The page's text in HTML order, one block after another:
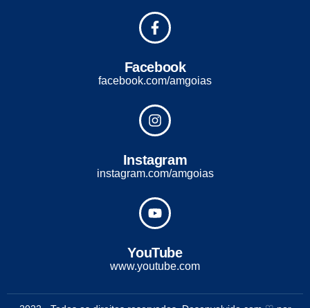
Facebook
facebook.com/amgoias
Instagram
instagram.com/amgoias
YouTube
www.youtube.com